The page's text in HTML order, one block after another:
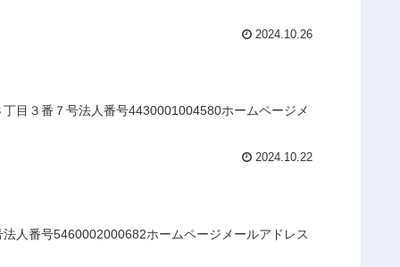
2024.10.26
目３番７号法人番号4430001004580ホームページメ
2024.10.22
人番号5460002000682ホームページメールアドレス